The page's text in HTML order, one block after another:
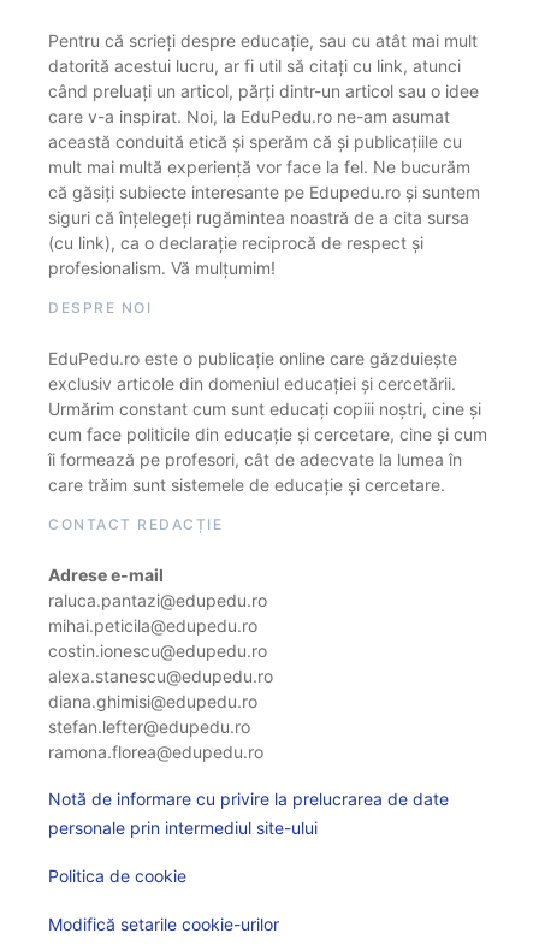
Pentru că scrieți despre educație, sau cu atât mai mult
datorită acestui lucru, ar fi util să citați cu link, atunci
când preluați un articol, părți dintr-un articol sau o idee
care v-a inspirat. Noi, la EduPedu.ro ne-am asumat
această conduită etică și sperăm că și publicațiile cu
mult mai multă experiență vor face la fel. Ne bucurăm
că găsiți subiecte interesante pe Edupedu.ro și suntem
siguri că înțelegeți rugămintea noastră de a cita sursa
(cu link), ca o declarație reciprocă de respect și
profesionalism. Vă mulțumim!
DESPRE NOI
EduPedu.ro este o publicație online care găzduiește
exclusiv articole din domeniul educației și cercetării.
Urmărim constant cum sunt educați copiii noștri, cine și
cum face politicile din educație și cercetare, cine și cum
îi formează pe profesori, cât de adecvate la lumea în
care trăim sunt sistemele de educație și cercetare.
CONTACT REDACȚIE
Adrese e-mail
raluca.pantazi@edupedu.ro
mihai.peticila@edupedu.ro
costin.ionescu@edupedu.ro
alexa.stanescu@edupedu.ro
diana.ghimisi@edupedu.ro
stefan.lefter@edupedu.ro
ramona.florea@edupedu.ro
Notă de informare cu privire la prelucrarea de date
personale prin intermediul site-ului
Politica de cookie
Modifică setarile cookie-urilor